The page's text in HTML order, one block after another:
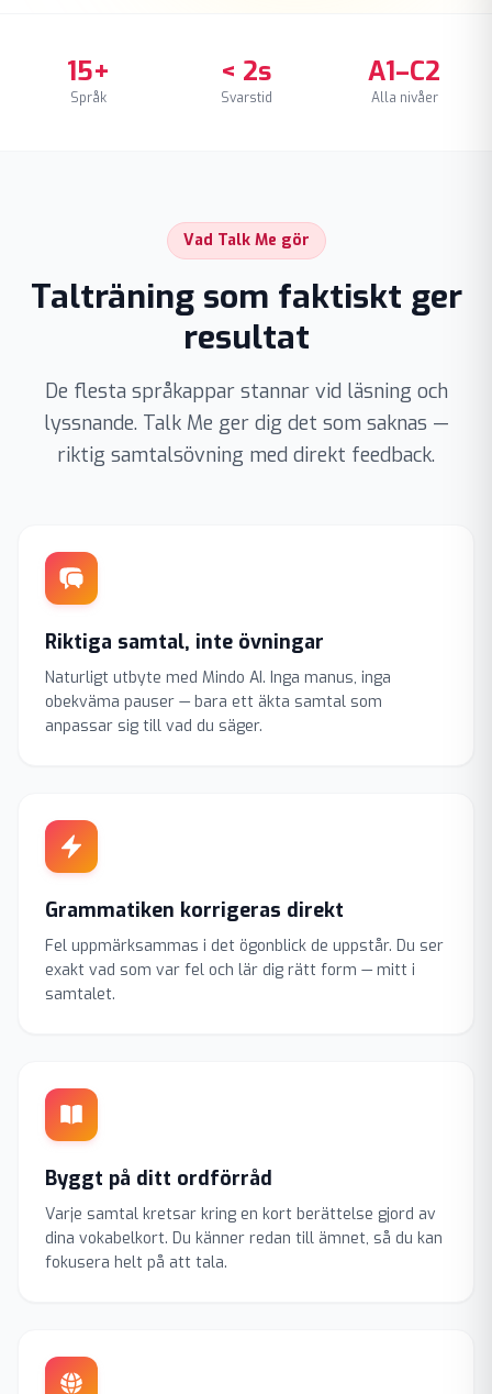
15+
Språk
< 2s
Svarstid
A1–C2
Alla nivåer
Vad Talk Me gör
Talträning som faktiskt ger
resultat
De flesta språkappar stannar vid läsning och
lyssnande. Talk Me ger dig det som saknas —
riktig samtalsövning med direkt feedback.
Riktiga samtal, inte övningar
Naturligt utbyte med Mindo AI. Inga manus, inga
obekväma pauser — bara ett äkta samtal som
anpassar sig till vad du säger.
Grammatiken korrigeras direkt
Fel uppmärksammas i det ögonblick de uppstår. Du ser
exakt vad som var fel och lär dig rätt form — mitt i
samtalet.
Byggt på ditt ordförråd
Varje samtal kretsar kring en kort berättelse gjord av
dina vokabelkort. Du känner redan till ämnet, så du kan
fokusera helt på att tala.